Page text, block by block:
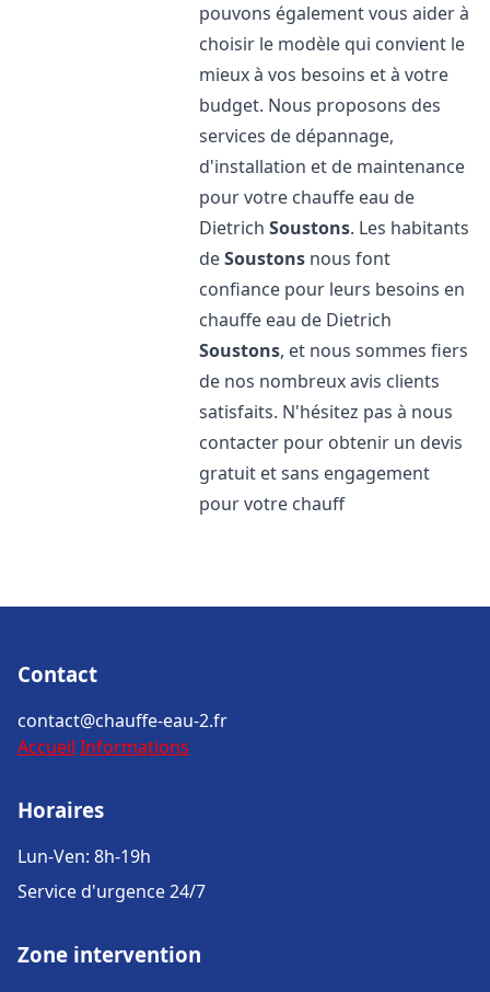
pouvons également vous aider à
choisir le modèle qui convient le
mieux à vos besoins et à votre
budget. Nous proposons des
services de dépannage,
d'installation et de maintenance
pour votre chauffe eau de
DietrichSoustons. Les habitants
deSoustons nous font
confiance pour leurs besoins en
chauffe eau de Dietrich
Soustons, et nous sommes fiers
de nos nombreux avis clients
satisfaits. N'hésitez pas à nous
contacter pour obtenir un devis
gratuit et sans engagement
pour votre chauff
Contact
contact@chauffe-eau-2.fr
Accueil Informations
Horaires
Lun-Ven: 8h-19h
Service d'urgence 24/7
Zone intervention